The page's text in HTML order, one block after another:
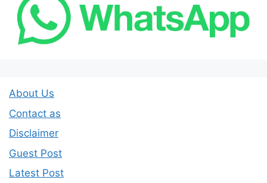
About Us
Contact as
Disclaimer
Guest Post
Latest Post